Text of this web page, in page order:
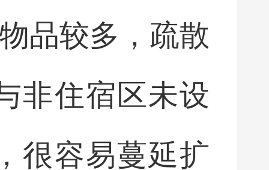
品较多，疏散
非住宿区未设
很容易蔓延扩